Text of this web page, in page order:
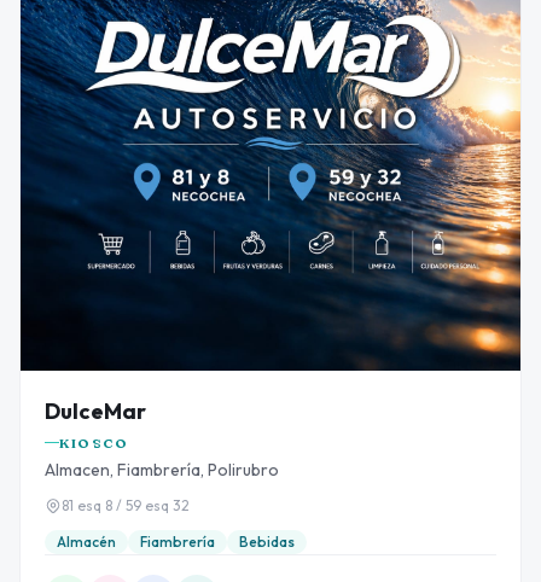
DulceMar
KIOSCO
Almacen, Fiambrería, Polirubro
81 esq 8 / 59 esq 32
Almacén
Fiambrería Bebidas